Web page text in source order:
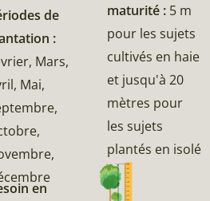
de
:
Mars,
Mai,
en
maturité : 5 m
pour les sujets
cultivés en haie
et jusqu'à 20
mètres pour
les sujets
plantés en isolé